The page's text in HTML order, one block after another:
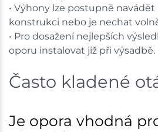
• Výhony lze postupně
konstrukci nebo je nechat
• Pro dosažení nejlepších
oporu instalovat již při výsadbě.
Často kladené
Je opora vhodná